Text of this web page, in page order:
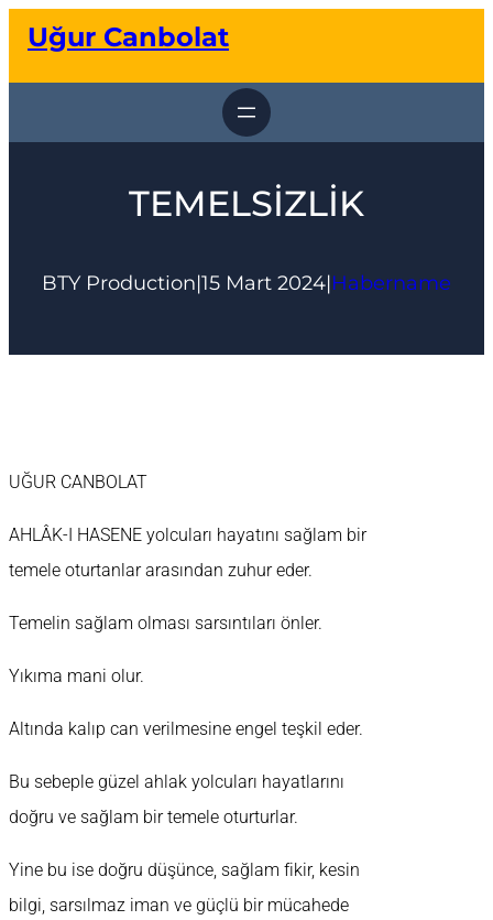
geçUğur Canbolat
TEMELSİZLİK
BTY Production|15 Mart 2024|Habername
UĞUR CANBOLAT
AHLÂK-I HASENE yolcuları hayatını sağlam bir
temele oturtanlar arasından zuhur eder.
Temelin sağlam olması sarsıntıları önler.
Yıkıma mani olur.
Altında kalıp can verilmesine engel teşkil eder.
Bu sebeple güzel ahlak yolcuları hayatlarını
doğru ve sağlam bir temele oturturlar.
Yine bu ise doğru düşünce, sağlam fikir, kesin
bilgi, sarsılmaz iman ve güçlü bir mücahede